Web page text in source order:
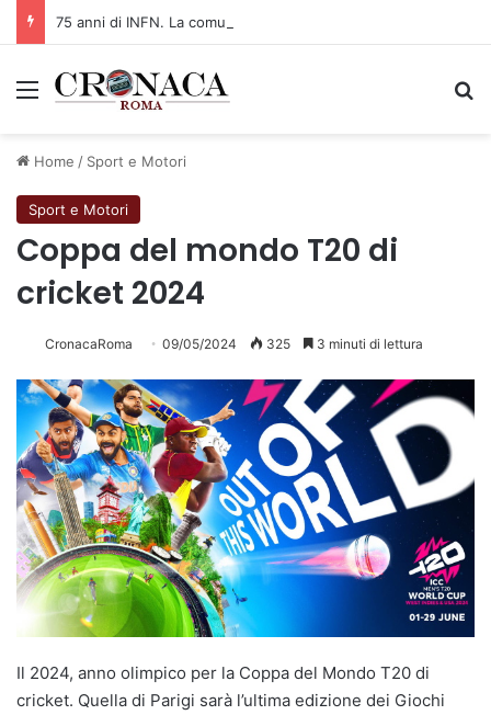
Menu
Home / Sport e Motori
Sport e Motori
Coppa del mondo T20 di
cricket 2024
CronacaRoma 09/05/2024 325 3 minuti di lettura
Il 2024, anno olimpico per la Coppa del Mondo T20 di
cricket. Quella di Parigi sarà l’ultima edizione dei Giochi